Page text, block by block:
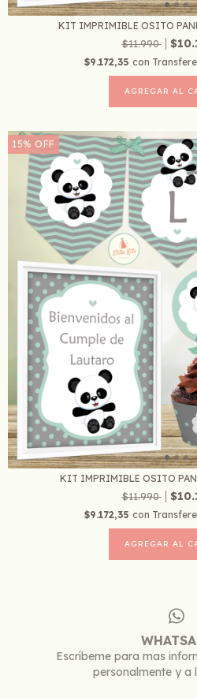
KIT IMPRIMIBLE OSITO
$11.990
$9.172,35 con
15% OFF
KIT IMPRIMIBLE OSITO
$11.990
$9.172,35 con
Escríbeme para mas
personalmente y a